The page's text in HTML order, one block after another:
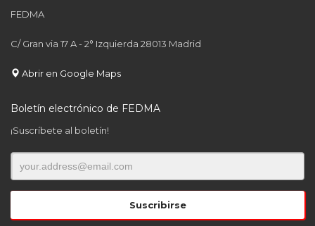
FEDMA
C/ Gran via 17 A - 2° Izquierda 28013 Madrid
Abrir en Google Maps
Boletín electrónico de FEDMA
¡Suscríbete al boletín!